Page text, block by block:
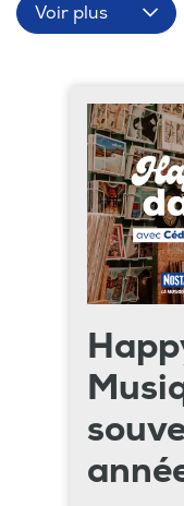
Voir plus